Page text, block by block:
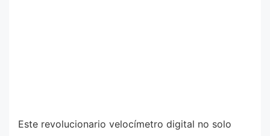
Este revolucionario velocímetro digital no solo